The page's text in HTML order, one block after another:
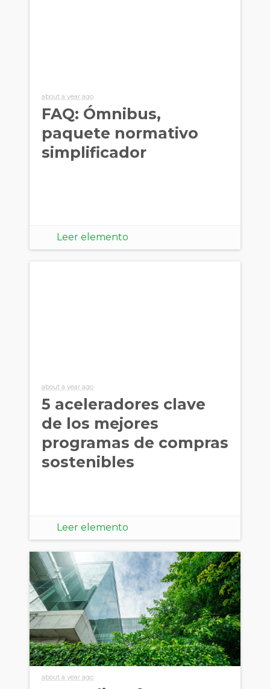
about a year ago
FAQ: Ómnibus,
paquete normativo
simplificador
Leer elemento
about a year ago
5 aceleradores clave
de los mejores
programas de compras
sostenibles
Leer elemento
about a year ago